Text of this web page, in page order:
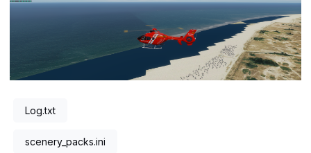
Log.txt
scenery_packs.ini